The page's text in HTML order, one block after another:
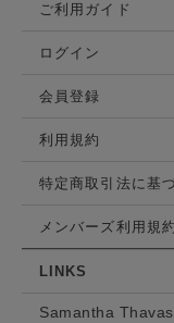
ご利用ガイド
ログイン
会員登録
利用規約
特定商取引法に基
メンバーズ利用規約
LINKS
Samantha